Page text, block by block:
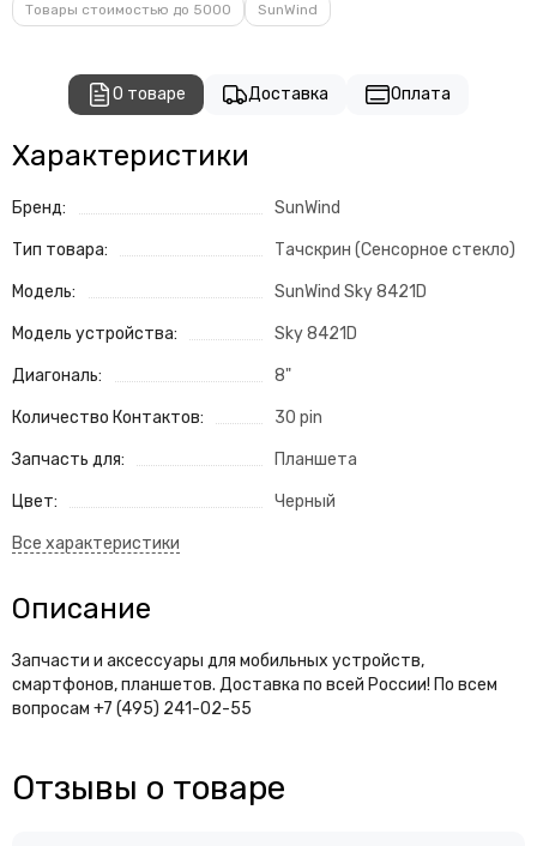
Товары стоимостью до 5000 SunWind
О товаре Доставка Оплата
Характеристики
Бренд: SunWind
Тип товара: Тачскрин (Сенсорное стекло)
Модель: SunWind Sky 8421D
Модель устройства: Sky 8421D
Диагональ: 8"
Количество Контактов: 30 pin
Запчасть для: Планшета
Цвет: Черный
Описание
Запчасти и аксессуары для мобильных устройств,
смартфонов, планшетов. Доставка по всей России! По всем
вопросам +7 (495) 241-02-55
Отзывы о товаре